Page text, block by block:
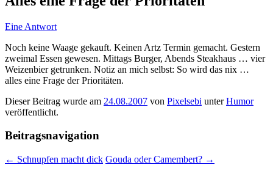
Eine Antwort
Noch keine Waage gekauft. Keinen Artz Termin gemacht. Gestern
zweimal Essen gewesen. Mittags Burger, Abends Steakhaus … vier
Weizenbier getrunken. Notiz an mich selbst: So wird das nix …
alles eine Frage der Prioritäten.
Dieser Beitrag wurde am 24.08.2007 von Pixelsebi unterHumor
veröffentlicht.
Beitragsnavigation
← Schnupfen macht dick Gouda oder Camembert? →